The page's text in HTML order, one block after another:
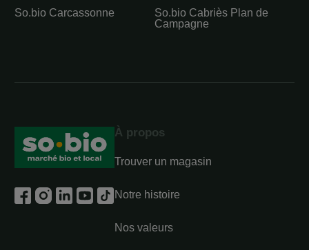
So.bio Carcassonne
So.bio Cabriès Plan de
Campagne
À propos
Trouver un magasin
Notre histoire
Nos valeurs